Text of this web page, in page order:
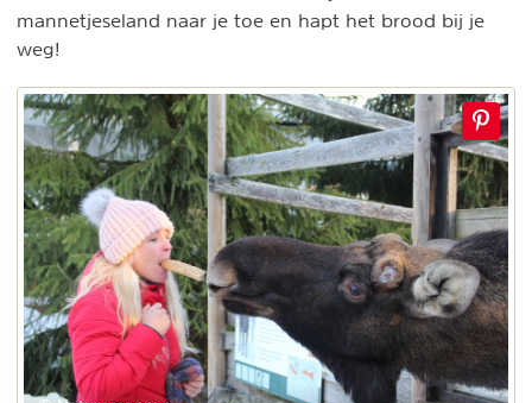
mannetjeseland naar je toe en hapt het brood bij je
weg!